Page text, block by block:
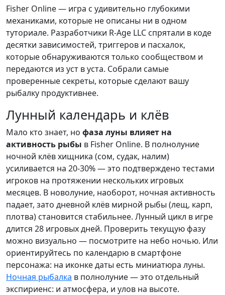
Fisher Online — игра с удивительно глубокими
механиками, которые не описаны ни в одном
туториале. Разработчики R-Age LLC спрятали в коде
десятки зависимостей, триггеров и пасхалок,
которые обнаруживаются только сообществом и
передаются из уст в уста. Собрали самые
проверенные секреты, которые сделают вашу
рыбалку продуктивнее.
Лунный календарь и клёв
Мало кто знает, но фаза луны влияет на
активность рыбы в Fisher Online. В полнолуние
ночной клёв хищника (сом, судак, налим)
усиливается на 20-30% — это подтверждено тестами
игроков на протяжении нескольких игровых
месяцев. В новолуние, наоборот, ночная активность
падает, зато дневной клёв мирной рыбы (лещ, карп,
плотва) становится стабильнее. Лунный цикл в игре
длится 28 игровых дней. Проверить текущую фазу
можно визуально — посмотрите на небо ночью. Или
ориентируйтесь по календарю в смартфоне
персонажа: на иконке даты есть миниатюра луны.
Ночная рыбалка в полнолуние — это отдельный
экспириенс: и атмосфера, и улов на высоте.